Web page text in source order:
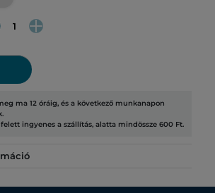
ma 12 óráig, és a következő munkanapon
ingyenes a szállítás, alatta mindössze 600 Ft.